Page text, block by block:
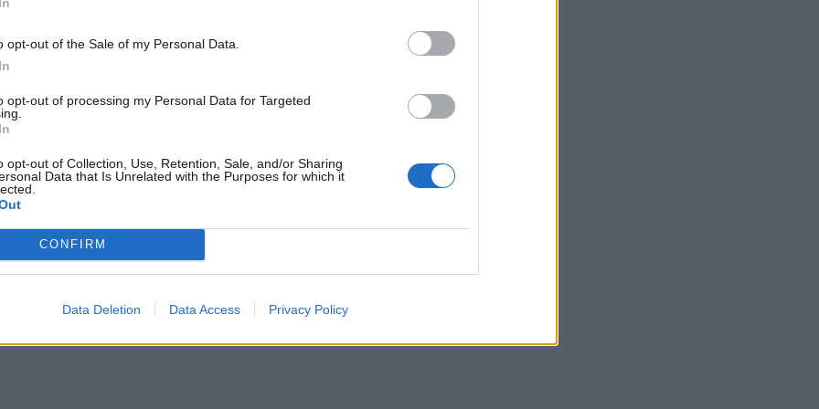
opt-out of the Sale of my Personal Data.
opt-out of processing my Personal Data for Targeted
opt-out of Collection, Use, Retention, Sale, and/or Sharing
Data that Is Unrelated with the Purposes for which it
CONFIRM
Data Deletion Data Access Privacy Policy
tablets από τη Westnet οι έλληνες οπαδοί
αποκτήσουν όποιο tablet Lenovo ταιριάζει στο
καταστημάτων τεχνολογίας και σε
αποκλειστικά στον χώρο της διανομής
από το 2005. Η εταιρεία προσφέρει ένα
και την αντιπροσώπευση προϊόντων
εταιρειών της παγκόσμιας αγοράς, όπως